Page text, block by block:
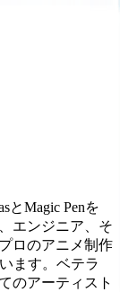
とMagic Penを
エンジニア、そ
ロのアニメ制作
ます。ベテラ
のアーティスト